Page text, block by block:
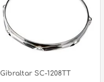
Gibraltar SC-1208TT